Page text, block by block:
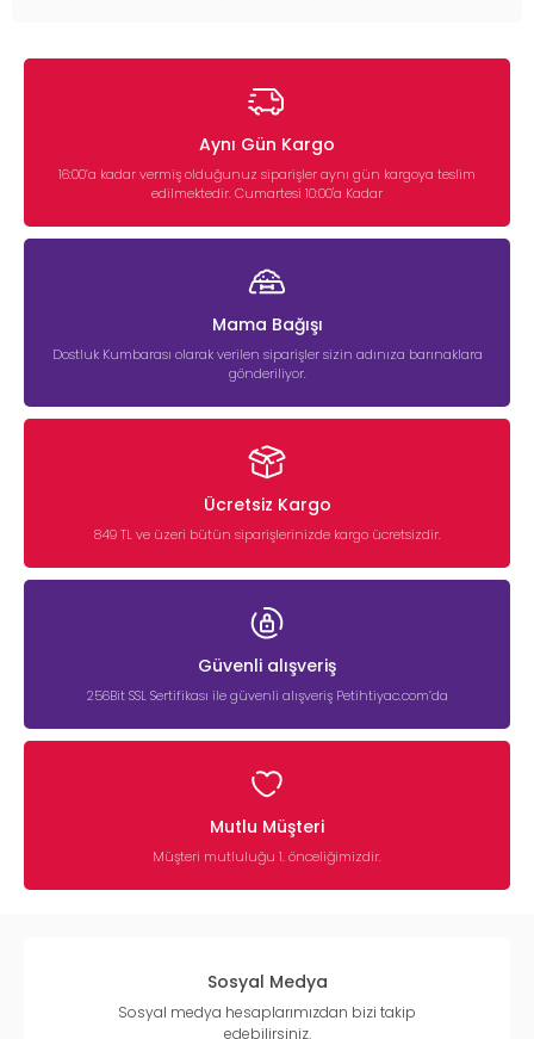
Aynı Gün Kargo
16:00’a kadar vermiş olduğunuz siparişler aynı gün kargoya teslim
edilmektedir. Cumartesi 10:00'a Kadar
Mama Bağışı
Dostluk Kumbarası olarak verilen siparişler sizin adınıza barınaklara
gönderiliyor.
Ücretsiz Kargo
849 TL ve üzeri bütün siparişlerinizde kargo ücretsizdir.
Güvenli alışveriş
256Bit SSL Sertifikası ile güvenli alışveriş Petihtiyac.com’da
Mutlu Müşteri
Müşteri mutluluğu 1. önceliğimizdir.
Sosyal Medya
Sosyal medya hesaplarımızdan bizi takip
edebilirsiniz.